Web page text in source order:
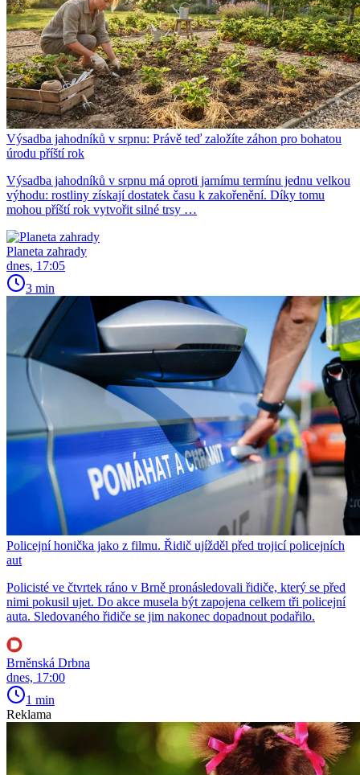
Výsadba jahodníků v srpnu: Právě teď založíte záhon pro bohatou
úrodu příští rok
Výsadba jahodníků v srpnu má oproti jarnímu termínu jednu velkou
výhodu: rostliny získají dostatek času k zakořenění. Díky tomu
mohou příští rok vytvořit silné trsy …
Planeta zahrady
dnes, 17:05
3 min
Policejní honička jako z filmu. Řidič ujížděl před trojicí policejních
aut
Policisté ve čtvrtek ráno v Brně pronásledovali řidiče, který se před
nimi pokusil ujet. Do akce musela být zapojena celkem tři policejní
auta. Sledovaného řidiče se jim nakonec dopadnout podařilo.
Brněnská Drbna
dnes, 17:00
1 min
Reklama